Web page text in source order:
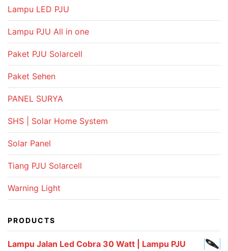
Lampu LED PJU
Lampu PJU All in one
Paket PJU Solarcell
Paket Sehen
PANEL SURYA
SHS | Solar Home System
Solar Panel
Tiang PJU Solarcell
Warning Light
PRODUCTS
Lampu Jalan Led Cobra 30 Watt | Lampu PJU